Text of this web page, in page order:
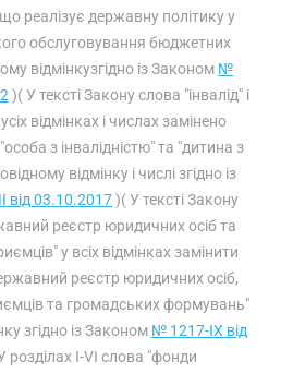
реалізує державну політику у
обслуговування бюджетних
відмінкузгідно із Законом №
)( У тексті Закону слова "інвалід" і
відмінках і числах замінено
з інвалідністю" та "дитина з
відмінку і числі згідно із
від 03.10.2017)( У тексті Закону
реєстр юридичних осіб та
у всіх відмінках замінити
реєстр юридичних осіб,
та громадських формувань"
згідно із Законом № 1217-IX від
розділах I-VI слова "фонди